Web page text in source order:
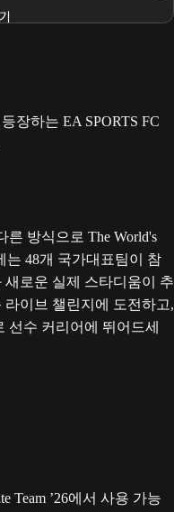
른 방식으로 The World's
는 48개 국가대표팀이 참
로운 실제 스타디움이 추
이브 챌린지에 도전하고,
선수 커리어에 뛰어드세
Team ’26에서 사용 가능